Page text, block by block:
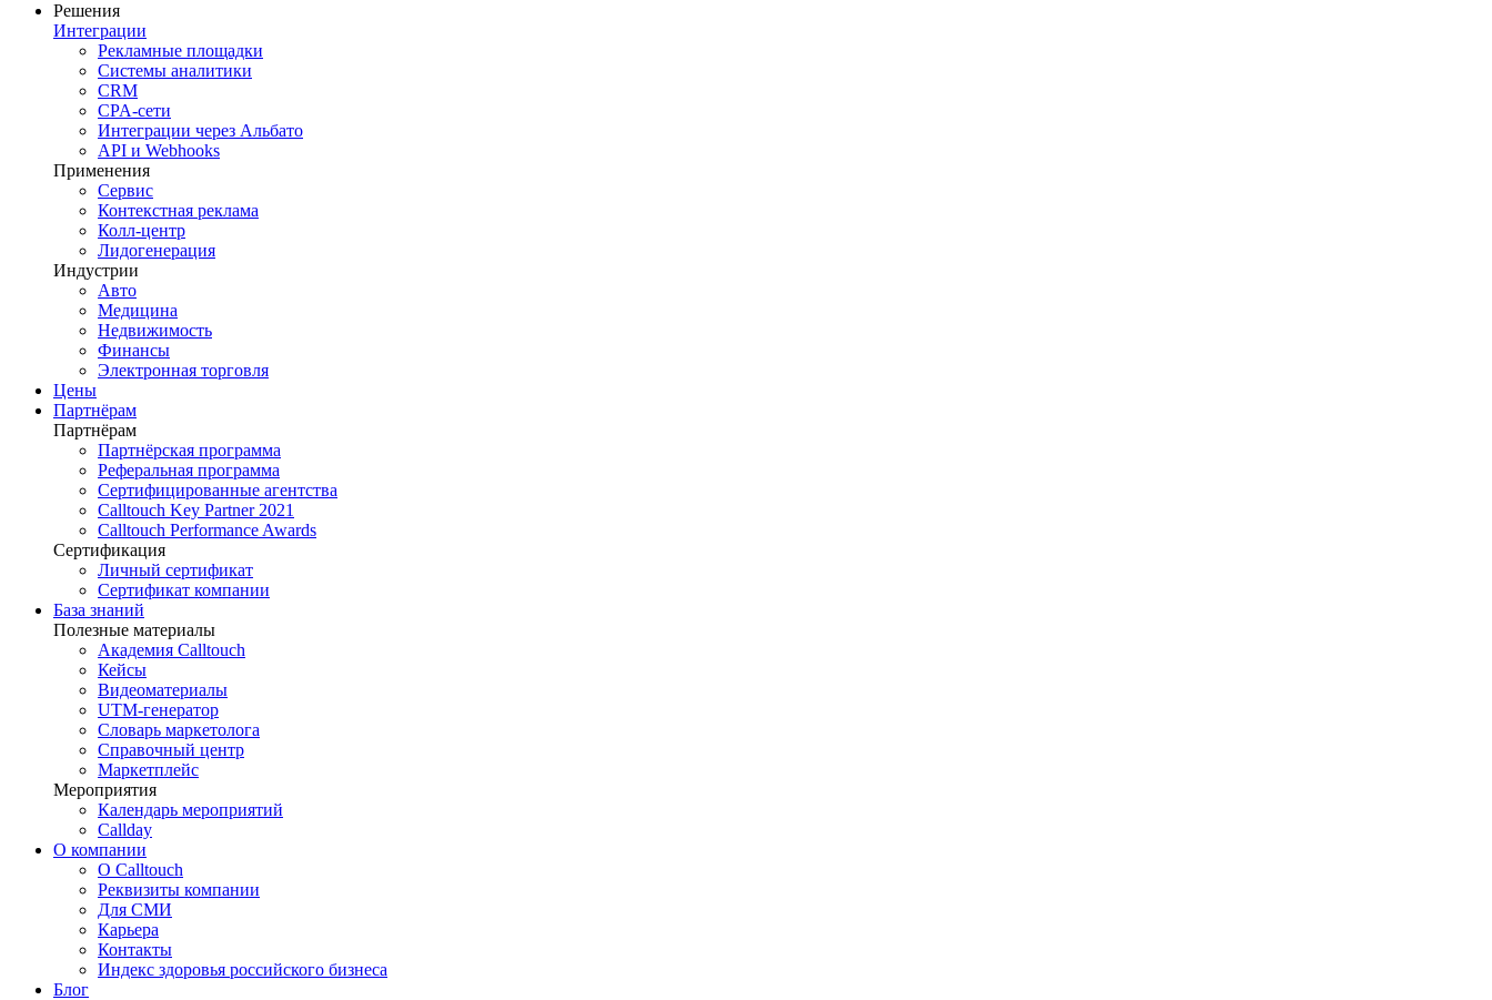
Решения
Интеграции
Рекламные площадки
Системы аналитики
CRM
CPA-сети
Интеграции через Альбато
API и Webhooks
Применения
Сервис
Контекстная реклама
Колл-центр
Лидогенерация
Индустрии
Авто
Медицина
Недвижимость
Финансы
Электронная торговля
Цены
Партнёрам
Партнёрам
Партнёрская программа
Реферальная программа
Сертифицированные агентства
Calltouch Key Partner 2021
Calltouch Performance Awards
Сертификация
Личный сертификат
Сертификат компании
База знаний
Полезные материалы
Академия Calltouch
Кейсы
Видеоматериалы
UTM-генератор
Словарь маркетолога
Справочный центр
Маркетплейс
Мероприятия
Календарь мероприятий
Callday
О компании
О Calltouch
Реквизиты компании
Для СМИ
Карьера
Контакты
Индекс здоровья российского бизнеса
Блог